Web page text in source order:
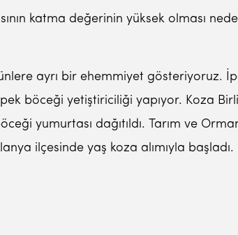
katma değerinin yüksek olması
ayrı bir ehemmiyet gösteriyoruz.
böceği yetiştiriciliği yapıyor. Koza
yumurtası dağıtıldı. Tarım ve
ilçesinde yaş koza alımıyla